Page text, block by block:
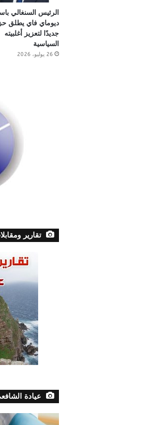
الرئيس السنغالي
ديوماي فاي يطلق
جديدًا لتعزيز أغلبيته
السياسية
26 يوليو، 2026
تقارير
عيادة الشافعي